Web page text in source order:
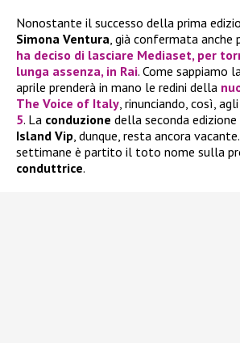
Nonostante il successo della prima
Simona Ventura, già confermata anche
ha deciso di lasciare Mediaset, per
lunga assenza, in Rai. Come sappiamo
aprile prenderà in mano le redini della
The Voice of Italy, rinunciando, così,
5. La conduzione della seconda edizione
Island Vip, dunque, resta ancora
settimane è partito il toto nome sulla
conduttrice.